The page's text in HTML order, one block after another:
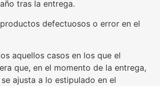
tras la entrega.
defectuosos o error en el
aquellos casos en los que el
que, en el momento de la entrega,
ajusta a lo estipulado en el